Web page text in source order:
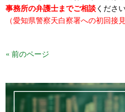
事務所の弁護士までご相談ください
（愛知県警察天白察署への初回接
« 前のページ